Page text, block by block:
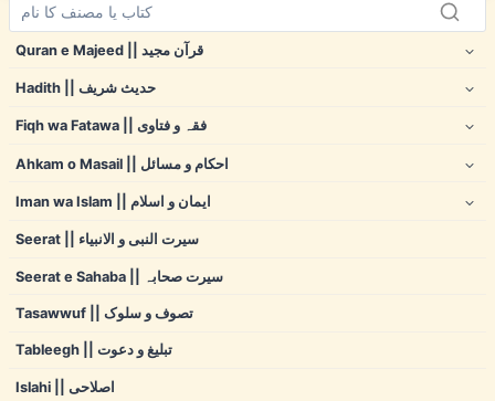
Quran e Majeed || قرآن مجید
Hadith || حدیث شریف
Fiqh wa Fatawa || فقہ و فتاوی
Ahkam o Masail || احکام و مسائل
Iman wa Islam || ایمان و اسلام
Seerat || سیرت النبی و الانبیاء
Seerat e Sahaba || سیرت صحابہ
Tasawwuf || تصوف و سلوک
Tableegh || تبلیغ و دعوت
Islahi || اصلاحی